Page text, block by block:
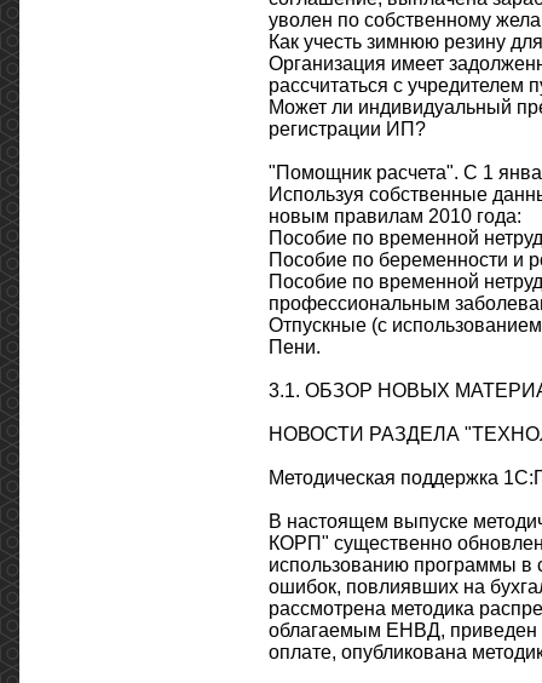
уволен по собственному
Как учесть зимнюю резину
Организация имеет
рассчитаться с учредителем
Может ли индивидуальный
регистрации ИП?
"Помощник расчета". С 1
Используя собственные
новым правилам 2010 года:
Пособие по временной
Пособие по беременности и
Пособие по временной
профессиональным
Отпускные (с
Пени.
3.1. ОБЗОР НОВЫХ
НОВОСТИ РАЗДЕЛА
Методическая поддержка
В настоящем выпуске
КОРП" существенно
использованию программы в
ошибок, повлиявших на
рассмотрена методика
облагаемым ЕНВД, приведен
оплате, опубликована